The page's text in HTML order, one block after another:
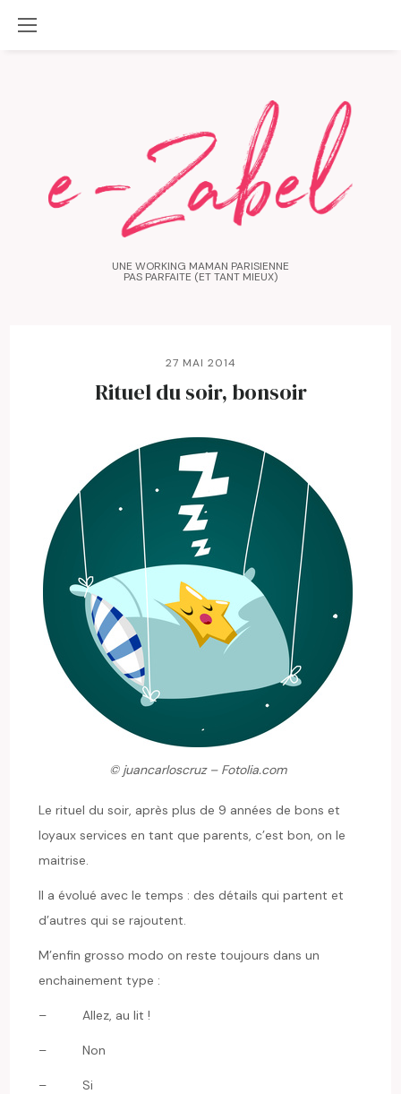
UNE WORKING MAMAN PARISIENNE
PAS PARFAITE (ET TANT MIEUX)
27 MAI 2014
Rituel du soir, bonsoir
© juancarloscruz – Fotolia.com
Le rituel du soir, après plus de 9 années de bons et
loyaux services en tant que parents, c’est bon, on le
maitrise.
Il a évolué avec le temps : des détails qui partent et
d’autres qui se rajoutent.
M’enfin grosso modo on reste toujours dans un
enchainement type :
– Allez, au lit !
– Non
– Si